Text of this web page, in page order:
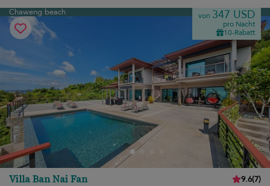
Chaweng beach von 347 USD
pro Nacht
10-Rabatt
Villa Ban Nai Fan 9.6(7)